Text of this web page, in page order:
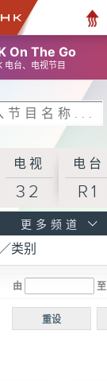
On The Go
电台、电视节目
电视
32
电台
R1
电台
R5
电台
普通
更多频道
类别
由 至
重设